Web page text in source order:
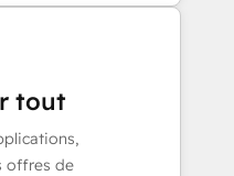
tout
offres de